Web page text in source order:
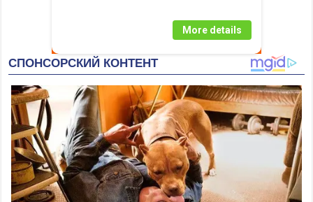
More details